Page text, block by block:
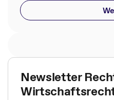
Newsletter